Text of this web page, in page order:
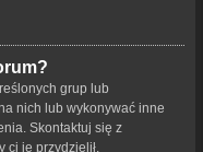
grup lub
nich lub wykonywać inne
Skontaktuj się z
je przydzielił.